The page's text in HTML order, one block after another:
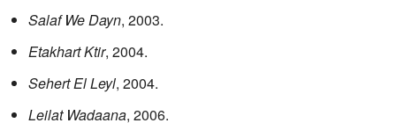
Salaf We Dayn, 2003.
Etakhart Ktir, 2004.
Sehert El Leyl, 2004.
Leilat Wadaana, 2006.